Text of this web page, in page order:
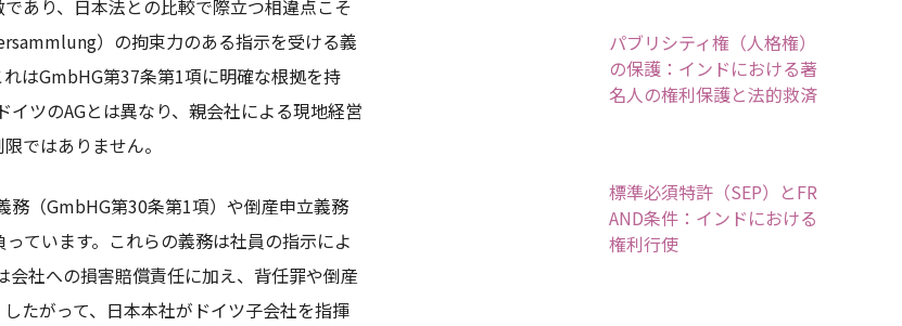
あり、日本法との比較で際立つ相違点こそ
）の拘束力のある指示を受ける義
はGmbHG第37条第1項に明確な根拠を持
ツのAGとは異なり、親会社による現地経営
ではありません。
（GmbHG第30条第1項）や倒産申立義務
ています。これらの義務は社員の指示によ
社への損害賠償責任に加え、背任罪や倒産
たがって、日本本社がドイツ子会社を指揮
パブリシティ権（人格権）
の保護：インドにおける著
名人の権利保護と法的救済
標準必須特許（SEP）とFR
AND条件：インドにおける
権利行使